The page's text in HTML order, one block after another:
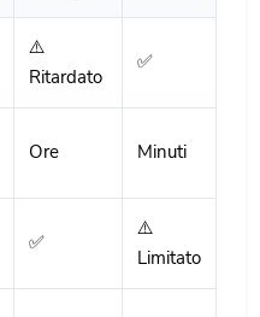
⚠️
Ritardato
✅
Ore Minuti
✅
⚠️
Limitato